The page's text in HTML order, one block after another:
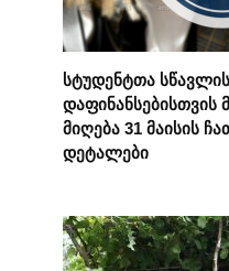
სტუდენტთა
დაფინანსებისთვის
მიღება 31 მაისის
დეტალები